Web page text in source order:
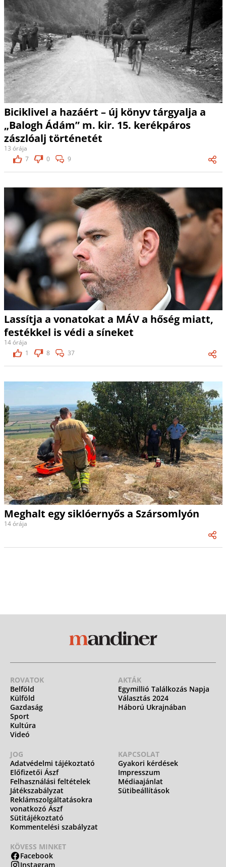
Biciklivel a hazáért – új könyv tárgyalja a
„Balogh Ádám” m. kir. 15. kerékpáros
zászlóalj történetét
13 órája
7
0 9
Lassítja a vonatokat a MÁV a hőség miatt,
festékkel is védi a síneket
14 órája
1
8 37
Meghalt egy siklóernyős a Szársomlyón
14 órája
ROVATOK
Belföld
Külföld
Gazdaság
Sport
Kultúra
Videó
AKTÁK
Egymillió Találkozás Napja
Választás 2024
Háború Ukrajnában
JOG
Adatvédelmi tájékoztató
Előfizetői Ászf
Felhasználási feltételek
Játékszabályzat
Reklámszolgáltatásokra
vonatkozó Ászf
Sütitájékoztató
Kommentelési szabályzat
KAPCSOLAT
Gyakori kérdések
Impresszum
Médiaajánlat
Sütibeállítások
KÖVESS MINKET
Facebook
Instagram